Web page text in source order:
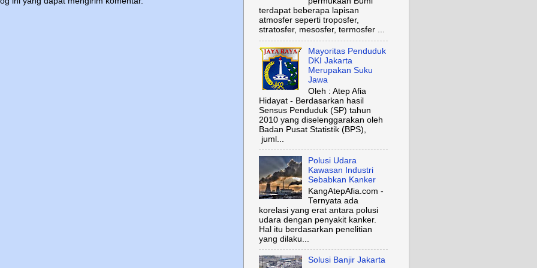
terdapat beberapa lapisan
atmosfer seperti troposfer,
stratosfer, mesosfer, termosfer ...
Mayoritas Penduduk
DKI Jakarta
Merupakan Suku
Jawa
Oleh : Atep Afia
Hidayat - Berdasarkan hasil
Sensus Penduduk (SP) tahun
2010 yang diselenggarakan oleh
Badan Pusat Statistik (BPS),
juml...
Polusi Udara
Kawasan Industri
Sebabkan Kanker
KangAtepAfia.com -
Ternyata ada
korelasi yang erat antara polusi
udara dengan penyakit kanker.
Hal itu berdasarkan penelitian
yang dilaku...
Solusi Banjir Jakarta